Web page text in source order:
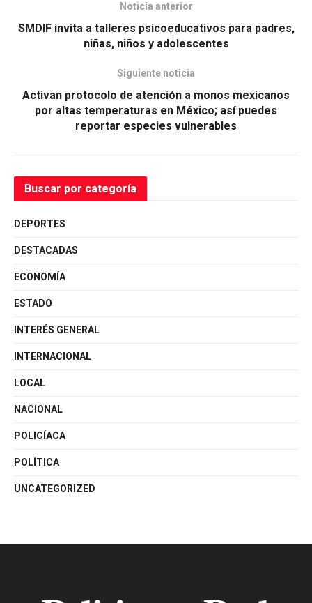
Noticia anterior
SMDIF invita a talleres psicoeducativos para padres,
niñas, niños y adolescentes
Siguiente noticia
Activan protocolo de atención a monos mexicanos
por altas temperaturas en México; así puedes
reportar especies vulnerables
Buscar por categoría
DEPORTES
DESTACADAS
ECONOMÍA
ESTADO
INTERÉS GENERAL
INTERNACIONAL
LOCAL
NACIONAL
POLICÍACA
POLÍTICA
UNCATEGORIZED